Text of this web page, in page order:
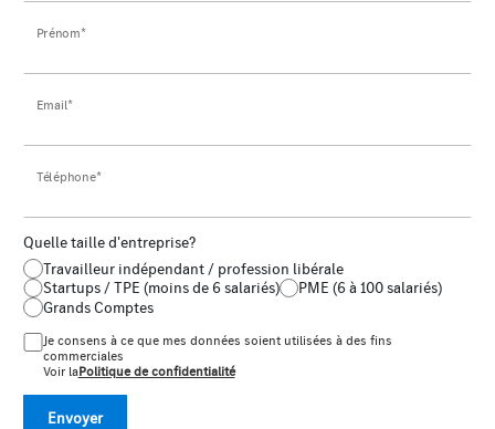
Prénom*
Email*
Téléphone*
Quelle taille d'entreprise?
Travailleur indépendant / profession libérale
Startups / TPE (moins de 6 salariés)
PME (6 à 100 salariés)
Grands Comptes
Je consens à ce que mes données soient utilisées à des fins
commerciales
Voir laPolitique de confidentialité
Envoyer